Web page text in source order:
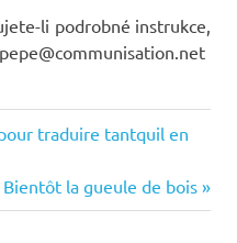
li podrobné instrukce,
traduire tantquil en
Bientôt la gueule de bois